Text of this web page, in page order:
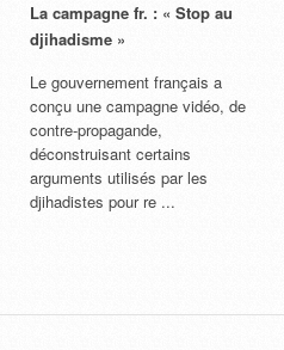
La campagne fr. : « Stop au
djihadisme »
Le gouvernement français a
conçu une campagne vidéo, de
contre-propagande,
déconstruisant certains
arguments utilisés par les
djihadistes pour re ...